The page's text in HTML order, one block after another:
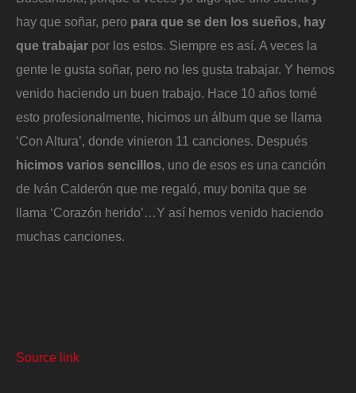
hay que soñar, pero para que se den los sueños, hay
que trabajar por los estos. Siempre es así. A veces la
gente le gusta soñar, pero no les gusta trabajar. Y hemos
venido haciendo un buen trabajo. Hace 10 años tomé
esto profesionalmente, hicimos un álbum que se llama
‘Con Altura’, donde vinieron 11 canciones. Después
hicimos varios sencillos, uno de esos es una canción
de Iván Calderón que me regaló, muy bonita que se
llama ‘Corazón herido’…Y así hemos venido haciendo
muchas canciones.
Source link